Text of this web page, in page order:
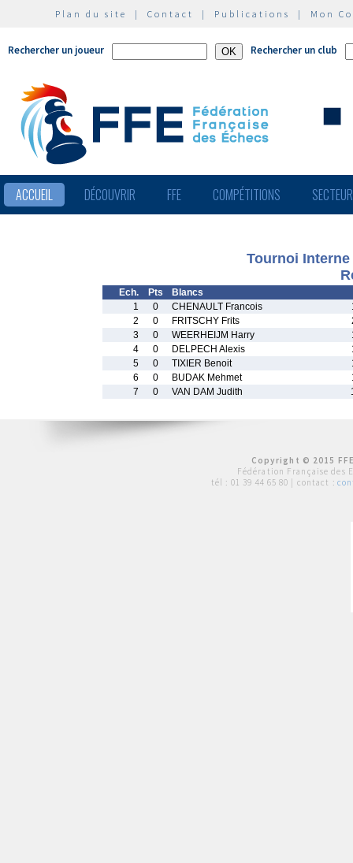
Plan du site | Contact | Publications | Mon
Rechercher un joueur Rechercher un club
ACCUEIL DÉCOUVRIR FFE COMPÉTITIONS
Tournoi
Ech. Pts
Blancs
1
0 CHENAULT Francois
2
0 FRITSCHY Frits
3
0 WEERHEIJM Harry
4
0 DELPECH Alexis
5
0 TIXIER Benoit
6
0 BUDAK Mehmet
7
0 VAN DAM Judith
Copyright © 2015
Fédération Française des
tél : 01 39 44 65 80 | contact :